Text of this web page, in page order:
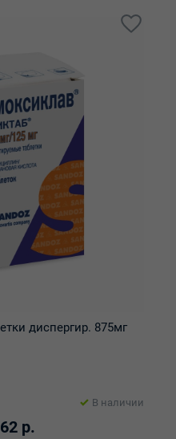
диспергир. 875мг
В наличии
р.